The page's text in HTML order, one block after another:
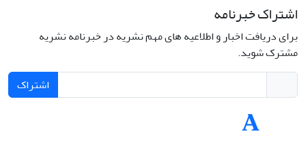
اشتراک خبرنامه
برای دریافت اخبار و اطلاعیه های مهم نشریه در خبرنامه نشریه
مشترک شوید.
اشتراک